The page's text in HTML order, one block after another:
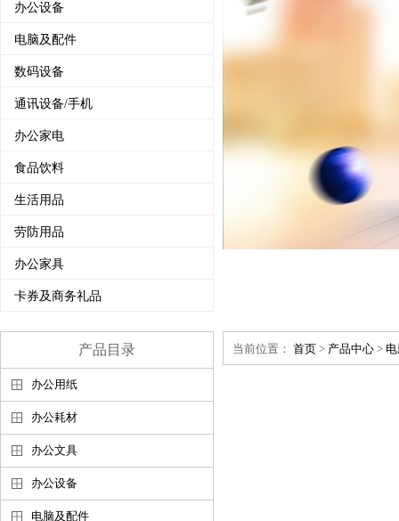
办公设备
电脑及配件
数码设备
通讯设备/手机
办公家电
食品饮料
生活用品
劳防用品
办公家具
卡券及商务礼品
产品目录
办公用纸
办公耗材
办公文具
办公设备
电脑及配件
当前位置： 首页 > 产品中心 >